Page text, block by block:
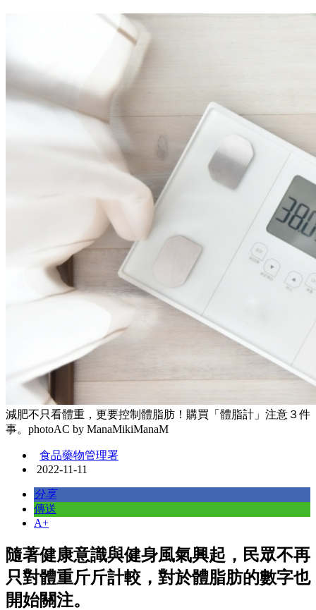
減肥不只看體重，更要控制體脂肪！購買「體脂計」注意３件
事。photoAC by ManaMikiManaM
食品藥物管理署
2022-11-11
分享
傳送
A+
隨著健康意識與健身風氣興起，民眾不再
只對體重斤斤計較，對於體脂肪的數字也
開始關注。